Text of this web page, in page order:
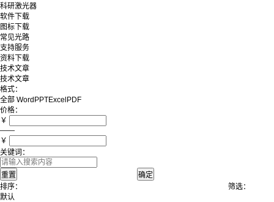
科研激光器
软件下载
图标下载
常见光路
支持服务
资料下载
技术文章
技术文章
格式：
全部 WordPPTExcelPDF
价格：
￥
——
￥
关键词：
排序：
默认
筛选：